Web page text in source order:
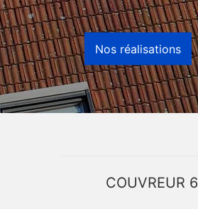
Nos réalisations
COUVREUR